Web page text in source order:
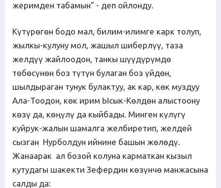
жеримден табамын” - деп ойлонду.
Күтүрөгөн бодо мал, билим-илимге карк толуп,
жылкы-кулуну мол, жашыл шиберлүү, таза
желдүү жайлоодон, танкы шүүдүрүмдө
төбөсүнөн боз түтүн булаган боз үйдөн,
шылдыраган тунук булактуу, ак кар, көк муздуу
Ала-Тоодон, көк ирим Ысык-Көлдөн алыстоону
көзү да, көңүлү да кыйбады. Минген күлүгү
куйрук-жалын шамалга желбиретип, желдей
сызган Нурболдун ийнине башын жөлөдү.
Жанаарак ал бозой колуна карматкан кызыл
кутудагы шакекти Зефердин көзүнчө манжасына
салды да: